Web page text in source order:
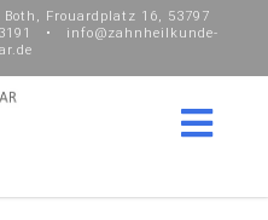
Frouardplatz 16, 53797
• info@zahnheilkunde-